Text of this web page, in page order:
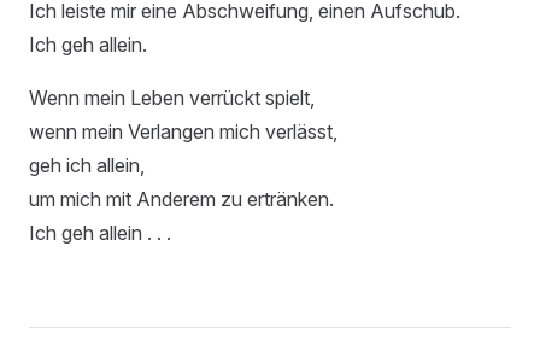
Ich leiste mir eine Abschweifung, einen Aufschub.
Ich geh allein.
Wenn mein Leben verrückt spielt,
wenn mein Verlangen mich verlässt,
geh ich allein,
um mich mit Anderem zu ertränken.
Ich geh allein . . .